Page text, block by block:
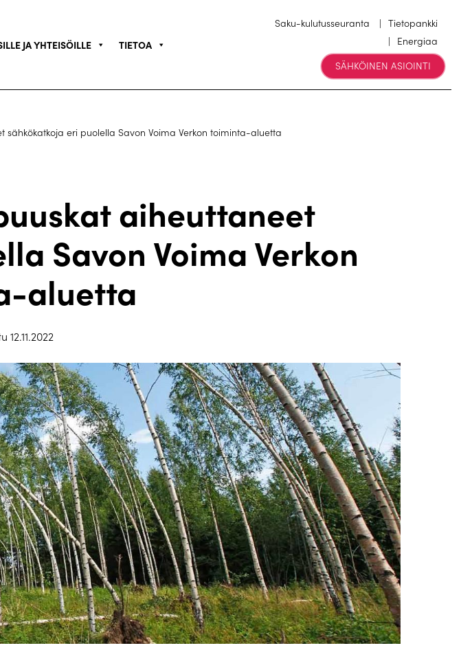
JA YHTEISÖILLE TIETOA
Saku-kulutusseuranta
Tietopankki
Energiaa
SÄHKÖINEN ASIOINTI
sähkökatkoja eri puolella Savon Voima Verkon toiminta-aluetta
aiheuttaneet
Savon Voima Verkon
aluetta
12.11.2022